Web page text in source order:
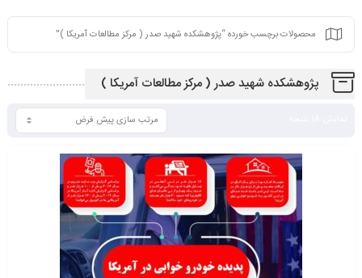
محصولات برچسب خورده “پژوهشکده شهید صدر ( مرکز مطالعات آمریکا )”
پژوهشکده شهید صدر ( مرکز مطالعات آمریکا )